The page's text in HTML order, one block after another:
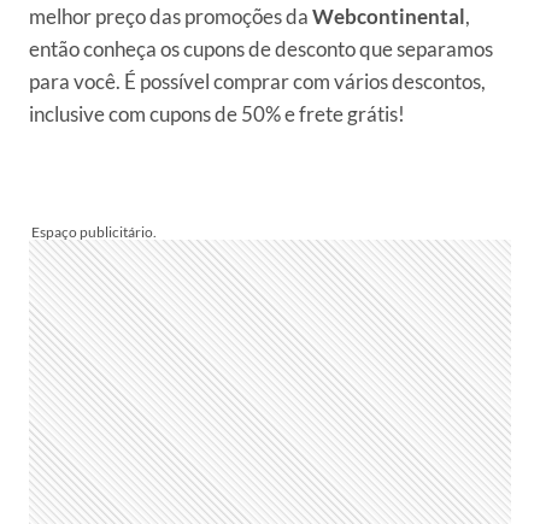
melhor preço das promoções daWebcontinental,
então conheça os cupons de desconto que separamos
para você. É possível comprar com vários descontos,
inclusive com cupons de 50% e frete grátis!